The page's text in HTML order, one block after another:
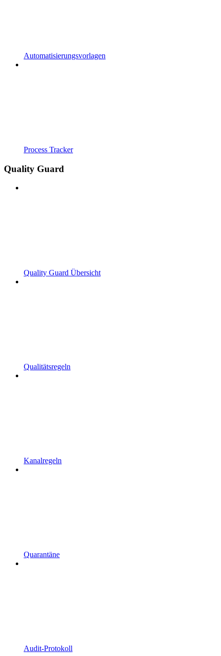
Automatisierungsvorlagen
Process Tracker
Quality Guard
Quality Guard Übersicht
Qualitätsregeln
Kanalregeln
Quarantäne
Audit-Protokoll